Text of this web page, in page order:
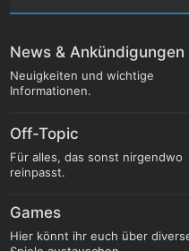
News & Ankündigungen
Neuigkeiten und wichtige
Informationen.
Off-Topic
Für alles, das sonst nirgendwo
reinpasst.
Games
Hier könnt ihr euch über